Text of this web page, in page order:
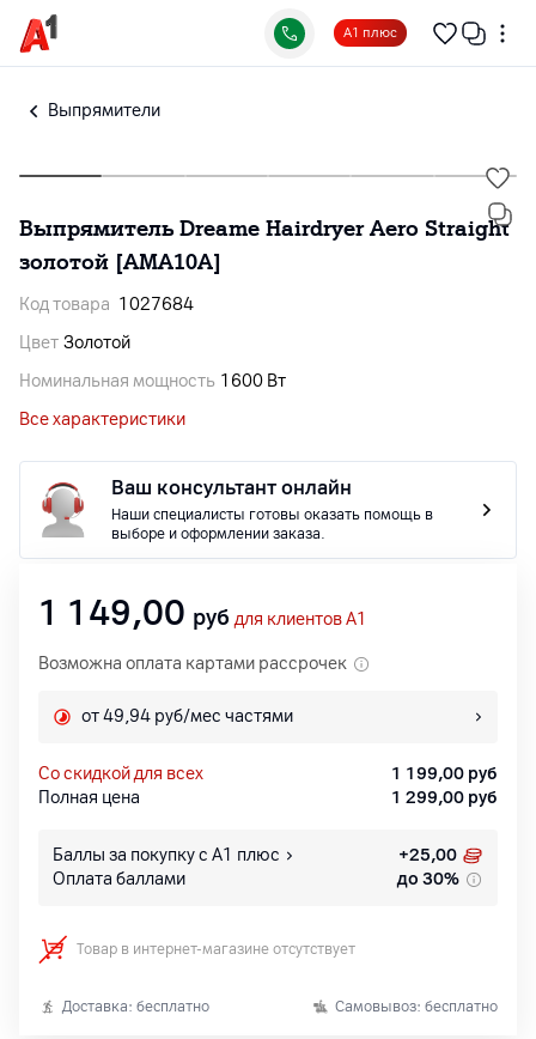
А1 плюс
Выпрямители
Выпрямитель Dreame Нairdryer Aero Straight
золотой [AMA10A]
Код товара 1027684
Цвет Золотой
Номинальная мощность 1600 Вт
Все характеристики
Ваш консультант онлайн
Наши специалисты готовы оказать помощь в
выборе и оформлении заказа.
1 149,00 руб для клиентов A1
Возможна оплата картами рассрочек
от 49,94 руб/мес частями
со скидкой для всех 1 199,00 руб
Полная цена
1 299,00 руб
Баллы за покупку с А1 плюс +25,00
Оплата баллами
до 30%
Товар в интернет-магазине отсутствует
Доставка: бесплатно Самовывоз: бесплатно